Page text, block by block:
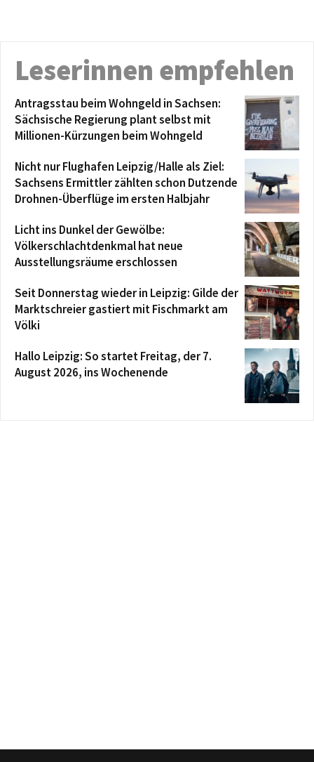
Leserinnen empfehlen
Antragsstau beim Wohngeld in Sachsen:
Sächsische Regierung plant selbst mit
Millionen-Kürzungen beim Wohngeld
Nicht nur Flughafen Leipzig/Halle als Ziel:
Sachsens Ermittler zählten schon Dutzende
Drohnen-Überflüge im ersten Halbjahr
Licht ins Dunkel der Gewölbe:
Völkerschlachtdenkmal hat neue
Ausstellungsräume erschlossen
Seit Donnerstag wieder in Leipzig: Gilde der
Marktschreier gastiert mit Fischmarkt am
Völki
Hallo Leipzig: So startet Freitag, der 7.
August 2026, ins Wochenende